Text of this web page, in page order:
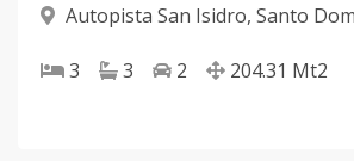
Autopista San Isidro, Santo
3 3 2 204.31 Mt2